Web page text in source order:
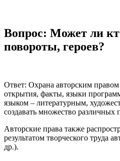
Вопрос: Может ли
повороты, героев?
Ответ: Охрана авторским
открытия, факты, языки
языком – литературным,
создавать множество
Авторские права также
результатом творческого
др.).